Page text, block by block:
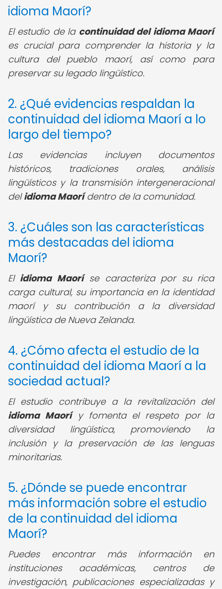
idioma Maorí?
El estudio de la continuidad del idioma Maorí
es crucial para comprender la historia y la
cultura del pueblo maorí, así como para
preservar su legado lingüístico.
2. ¿Qué evidencias respaldan la
continuidad del idioma Maorí a lo
largo del tiempo?
Las evidencias incluyen documentos
históricos, tradiciones orales, análisis
lingüísticos y la transmisión intergeneracional
delidioma Maorídentro de la comunidad.
3. ¿Cuáles son las características
más destacadas del idioma
Maorí?
El idioma Maoríse caracteriza por su rica
carga cultural, su importancia en la identidad
maorí y su contribución a la diversidad
lingüística de Nueva Zelanda.
4. ¿Cómo afecta el estudio de la
continuidad del idioma Maorí a la
sociedad actual?
El estudio contribuye a la revitalización del
idioma Maoríy fomenta el respeto por la
diversidad lingüística, promoviendo la
inclusión y la preservación de las lenguas
minoritarias.
5. ¿Dónde se puede encontrar
más información sobre el estudio
de la continuidad del idioma
Maorí?
Puedes encontrar más información en
instituciones académicas, centros de
investigación, publicaciones especializadas y